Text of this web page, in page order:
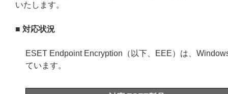
いたします。
■ 対応状況
ESET Endpoint Encryption（以下、EEE）は、
ています。